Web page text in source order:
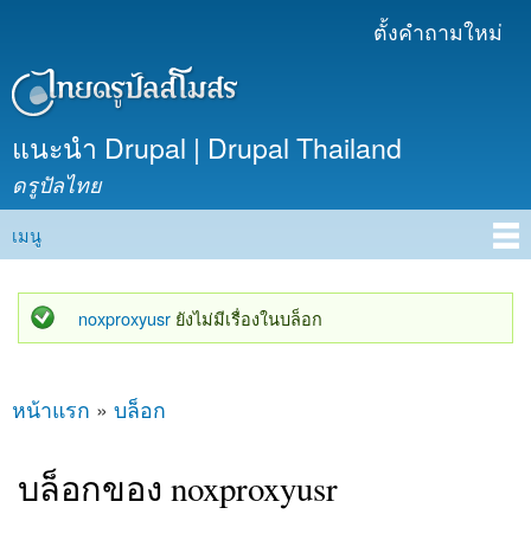
เนื้อหา
ตั้งคำถามใหม่
แนะนำ Drupal | Drupal Thailand
ดรูปัลไทย
Main menu
เมนู
สถานะข้อความ
noxproxyusr ยังไม่มีเรื่องในบล็อก
คุณอยู่ที่นี่
หน้าแรก » บล็อก
บล็อกของ noxproxyusr